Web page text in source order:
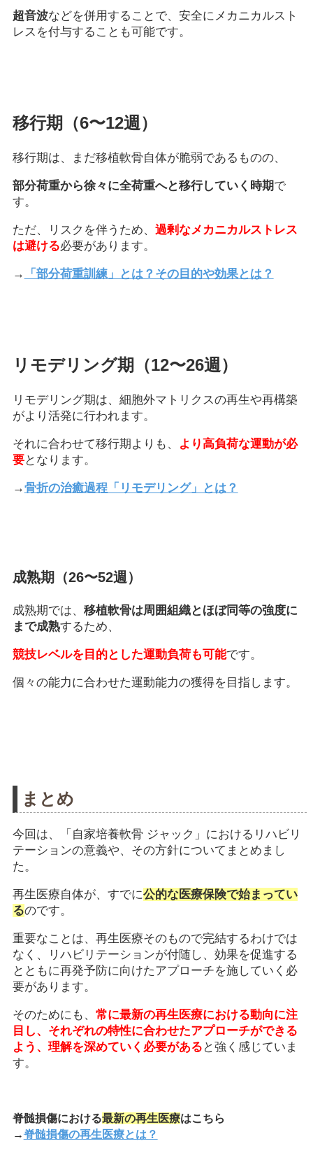
超音波などを併用することで、安全にメカニカルスト
レスを付与することも可能です。
移行期（6〜12週）
移行期は、まだ移植軟骨自体が脆弱であるものの、
部分荷重から徐々に全荷重へと移行していく時期で
す。
ただ、リスクを伴うため、 過剰なメカニカルストレス
は避ける必要があります。
→ 「部分荷重訓練」とは？その目的や効果とは？
リモデリング期（12〜26週）
リモデリング期は、細胞外マトリクスの再生や再構築
がより活発に行われます。
それに合わせて移行期よりも、
より高負荷な運動が必
要となります。
→骨折の治癒過程「リモデリング」とは？
成熟期（26〜52週）
成熟期では、 移植軟骨は周囲組織とほぼ同等の強度に
まで成熟するため、
競技レベルを目的とした運動負荷も可能です。
個々の能力に合わせた運動能力の獲得を目指します。
まとめ
今回は、「自家培養軟骨 ジャック」におけるリハビリ
テーションの意義や、その方針についてまとめまし
た。
再生医療自体が、すでに公的な医療保険で始まってい
るのです。
重要なことは、再生医療そのもので完結するわけでは
なく、リハビリテーションが付随し、効果を促進する
とともに再発予防に向けたアプローチを施していく必
要があります。
そのためにも、 常に最新の再生医療における動向に注
目し、それぞれの特性に合わせたアプローチができる
よう、理解を深めていく必要がある と強く感じていま
す。
脊髄損傷における最新の再生医療はこちら
→脊髄損傷の再生医療とは？